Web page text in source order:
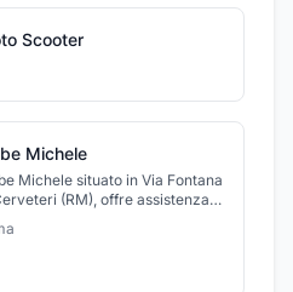
Scooter
Michele
Michele situato in Via Fontana
(RM), offre assistenza
per ogni tipo di
una pronta risoluzione di
relativa alle parti elettriche o
macchina. Non lascia